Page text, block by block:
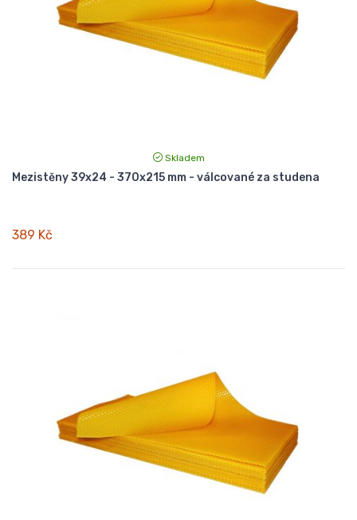
Skladem
Mezistěny 39x24 - 370x215 mm - válcované za studena
389 Kč